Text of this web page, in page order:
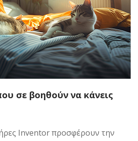
σε βοηθούν να κάνεις
Inventor προσφέρουν την